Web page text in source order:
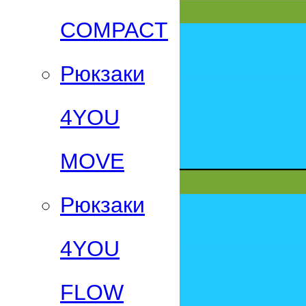
СOMPACT
Рюкзаки
4YOU
MOVE
Рюкзаки
4YOU
FLOW